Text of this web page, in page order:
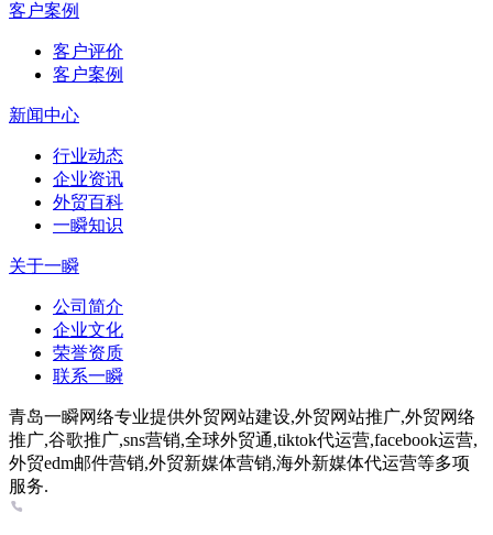
客户案例
客户评价
客户案例
新闻中心
行业动态
企业资讯
外贸百科
一瞬知识
关于一瞬
公司简介
企业文化
荣誉资质
联系一瞬
青岛一瞬网络专业提供外贸网站建设,外贸网站推广,外贸网络
推广,谷歌推广,sns营销,全球外贸通,tiktok代运营,facebook运营,
外贸edm邮件营销,外贸新媒体营销,海外新媒体代运营等多项
服务.